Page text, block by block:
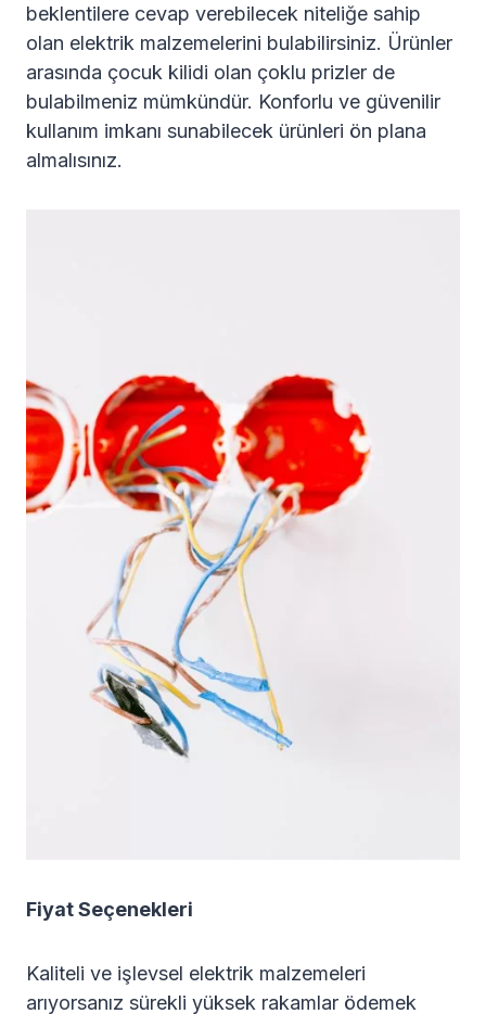
beklentilere cevap verebilecek niteliğe sahip
olan elektrik malzemelerini bulabilirsiniz. Ürünler
arasında çocuk kilidi olan çoklu prizler de
bulabilmeniz mümkündür. Konforlu ve güvenilir
kullanım imkanı sunabilecek ürünleri ön plana
almalısınız.
Fiyat Seçenekleri
Kaliteli ve işlevsel elektrik malzemeleri
arıyorsanız sürekli yüksek rakamlar ödemek